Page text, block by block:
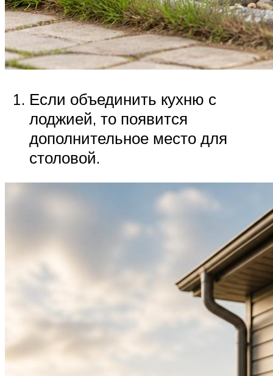
Если объединить кухню с
лоджией, то появится
дополнительное место для
столовой.